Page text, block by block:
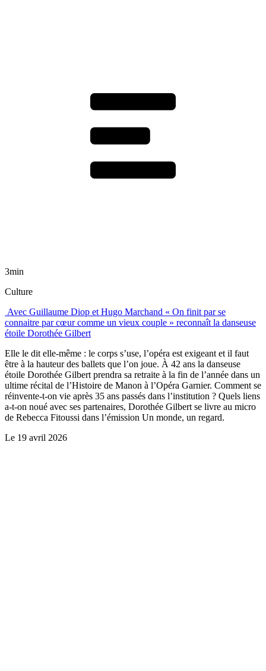
3min
Culture
Avec Guillaume Diop et Hugo Marchand « On finit par se
connaitre par cœur comme un vieux couple » reconnaît la danseuse
étoile Dorothée Gilbert
Elle le dit elle-même : le corps s’use, l’opéra est exigeant et il faut
être à la hauteur des ballets que l’on joue. À 42 ans la danseuse
étoile Dorothée Gilbert prendra sa retraite à la fin de l’année dans un
ultime récital de l’Histoire de Manon à l’Opéra Garnier. Comment se
réinvente-t-on vie après 35 ans passés dans l’institution ? Quels liens
a-t-on noué avec ses partenaires, Dorothée Gilbert se livre au micro
de Rebecca Fitoussi dans l’émission Un monde, un regard.
Le 19 avril 2026